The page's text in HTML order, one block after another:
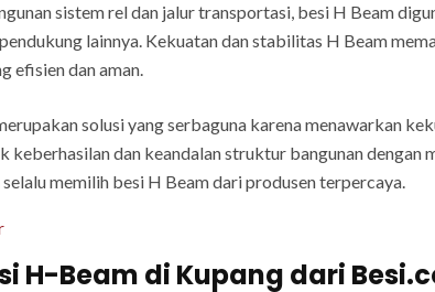
sistem rel dan jalur transportasi, besi H Beam
lainnya. Kekuatan dan stabilitas H Beam
efisien dan aman.
solusi yang serbaguna karena menawarkan
dan keandalan struktur bangunan dengan
memilih besi H Beam dari produsen terpercaya.
H-Beam di Kupang dari